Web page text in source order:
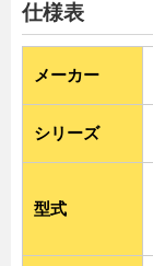
仕様表
メーカー
シリーズ
型式